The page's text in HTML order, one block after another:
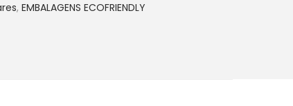
, EMBALAGENS ECOFRIENDLY